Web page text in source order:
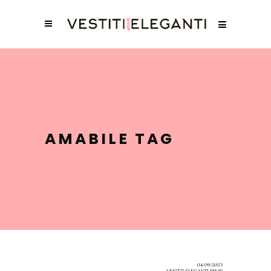
AMABILE TAG